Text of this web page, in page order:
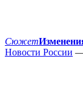
Сюжет
Новости России —